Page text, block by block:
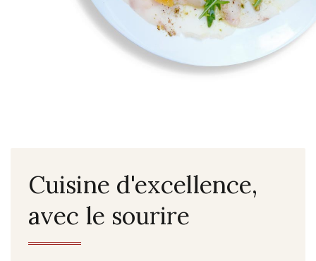
Cuisine d'excellence,
avec le sourire